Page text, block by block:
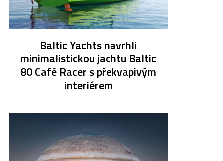
Baltic Yachts navrhli
minimalistickou jachtu Baltic
80 Café Racer s překvapivým
interiérem